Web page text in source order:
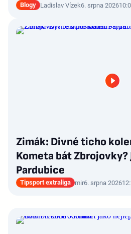
Blogy Ladislav Vízek6. srpna 2026
Zimák: Divné ticho
Kometa bát Zbrojovky?
Pardubice
Tipsport extraliga mir6. srpna 2026